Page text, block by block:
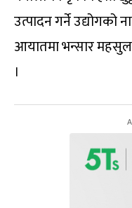
उत्पादन गर्ने उद्योगको
आयातमा भन्सार
।